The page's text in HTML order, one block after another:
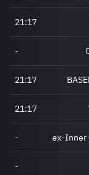
21:17
-
21:17
21:17
- ex-Inner
-